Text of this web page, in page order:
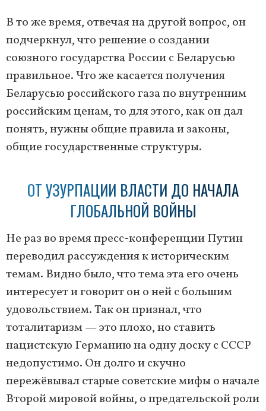
В то же время, отвечая на другой вопрос, он
подчеркнул, что решение о создании
союзного государства России с Беларусью
правильное. Что же касается получения
Беларусью российского газа по внутренним
российским ценам, то для этого, как он дал
понять, нужны общие правила и законы,
общие государственные структуры.
ОТ УЗУРПАЦИИ ВЛАСТИ ДО НАЧАЛА
ГЛОБАЛЬНОЙ ВОЙНЫ
Не раз во время пресс-конференции Путин
переводил рассуждения к историческим
темам. Видно было, что тема эта его очень
интересует и говорит он о ней с большим
удовольствием. Так он признал, что
тоталитаризм — это плохо, но ставить
нацистскую Германию на одну доску с СССР
недопустимо. Он долго и скучно
пережёвывал старые советские мифы о начале
Второй мировой войны, о предательской роли